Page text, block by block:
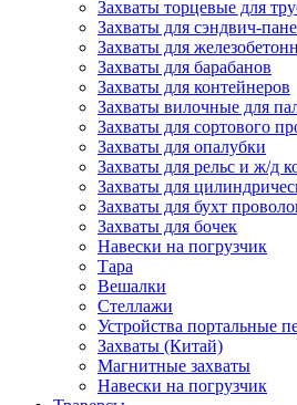
Захваты торцевые для
Захваты для сэндвич-
Захваты для
Захваты для барабанов
Захваты для контейнеров
Захваты вилочные для
Захваты для сортового
Захваты для опалубки
Захваты для рельс и ж/д
Захваты для
Захваты для бухт
Захваты для бочек
Навески на погрузчик
Тара
Вешалки
Стеллажи
Устройства портальные
Захваты (Китай)
Магнитные захваты
Навески на погрузчик